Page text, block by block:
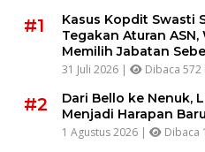
#1
Kasus Kopdit Swasti
Tegakan Aturan
Memilih Jabatan
31 Juli 2026 | Dibaca 572
#2
Dari Bello ke Nenuk,
Menjadi Harapan
1 Agustus 2026 | Dibaca